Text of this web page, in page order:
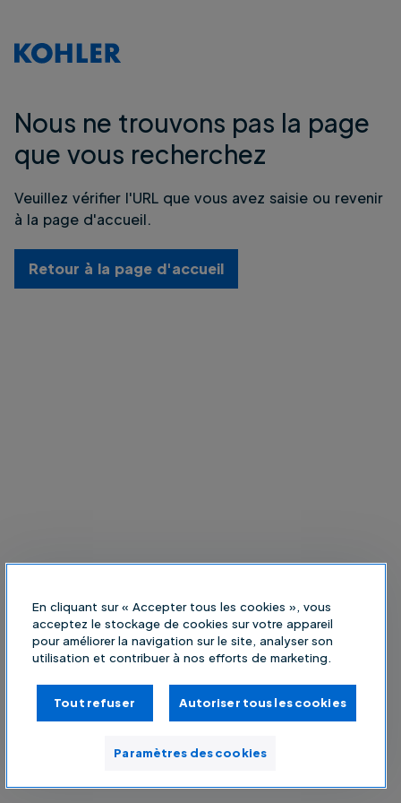
Nous ne trouvons pas la page
que vous recherchez
Veuillez vérifier l'URL que vous avez saisie ou revenir
à la page d'accueil.
Retour à la page d'accueil
En cliquant sur « Accepter tous les cookies », vous
acceptez le stockage de cookies sur votre appareil
pour améliorer la navigation sur le site, analyser son
utilisation et contribuer à nos efforts de marketing.
Tout refuser Autoriser tous les cookies
Paramètres des cookies